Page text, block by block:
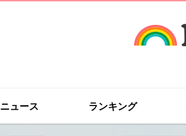
ニュース ランキング